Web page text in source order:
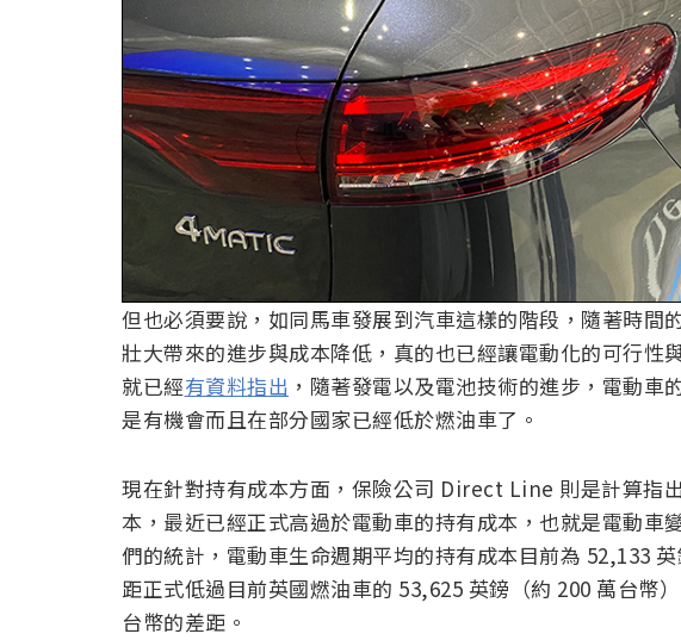
但也必須要說，如同馬車發展到汽車這樣的階段，隨著時間
壯大帶來的進步與成本降低，真的也已經讓電動化的可行性
就已經有資料指出 ，隨著發電以及電池技術的進步，電動
是有機會而且在部分國家已經低於燃油車了。
現在針對持有成本方面，保險公司 Direct Line 則是計算指
本，最近已經正式高過於電動車的持有成本，也就是電動車
們的統計，電動車生命週期平均的持有成本目前為 52,133
距正式低過目前英國燃油車的 53,625 英鎊（約 200 萬台幣
台幣的差距。